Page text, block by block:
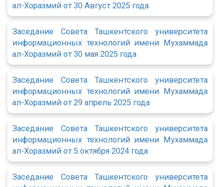
ал-Хоразмий от 30 Август 2025 года
Заседание Совета Ташкентского университета
информационных технологий имени Мухаммада
ал-Хоразмий от 30 мая 2025 года
Заседание Совета Ташкентского университета
информационных технологий имени Мухаммада
ал-Хоразмий от 29 апрель 2025 года
Заседание Совета Ташкентского университета
информационных технологий имени Мухаммада
ал-Хоразмий от 5 октября 2024 года
Заседание Совета Ташкентского университета